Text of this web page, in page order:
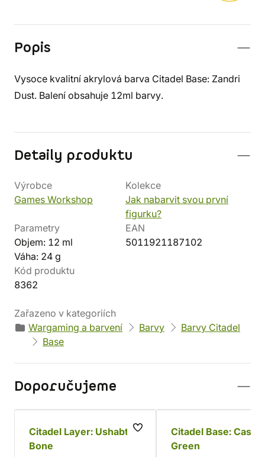
Popis
Vysoce kvalitní akrylová barva Citadel Base: Zandri
Dust. Balení obsahuje 12ml barvy.
Detaily produktu
Výrobce
Games Workshop
Kolekce
Jak nabarvit svou první
figurku?
Parametry
Objem: 12 ml
Váha: 24 g
EAN
5011921187102
Kód produktu
8362
Zařazeno v kategoriích
Wargaming a barvení
Barvy
Barvy Citadel
Base
Doporučujeme
Citadel Layer: Ushabti
Bone
Citadel Base:
Green